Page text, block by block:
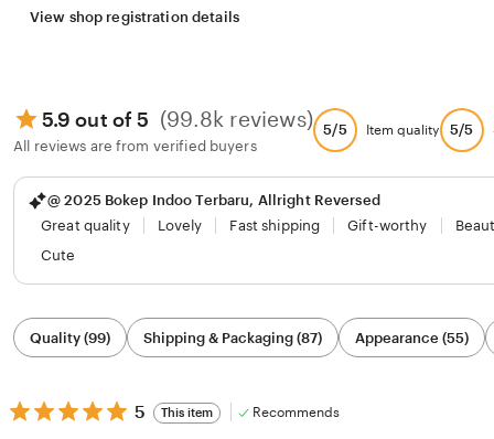
View shop registration details
5.9 out of 5 (99.8k reviews)
All reviews are from verified buyers
5/5 Item quality 5/5
@ 2025 Bokep Indoo Terbaru, Allright Reversed
Great quality
Lovely Fast shipping Gift-worthy
Cute
Filter
by
category
Quality (99) Shipping & Packaging (87) Appearance (55)
5
out
5 This item Recommends